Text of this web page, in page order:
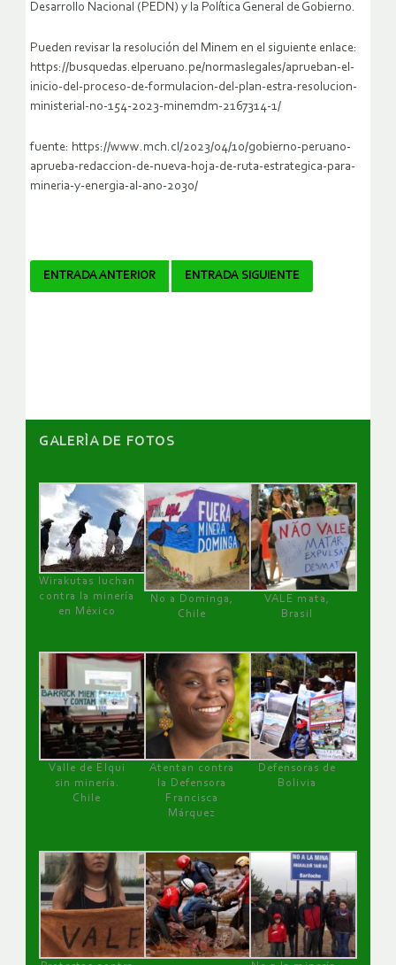
Desarrollo Nacional (PEDN) y la Política General de Gobierno.
Pueden revisar la resolución del Minem en el siguiente enlace:
https://busquedas.elperuano.pe/normaslegales/aprueban-el-
inicio-del-proceso-de-formulacion-del-plan-estra-resolucion-
ministerial-no-154-2023-minemdm-2167314-1/
fuente: https://www.mch.cl/2023/04/10/gobierno-peruano-
aprueba-redaccion-de-nueva-hoja-de-ruta-estrategica-para-
mineria-y-energia-al-ano-2030/
Navegador
ENTRADA ANTERIOR ENTRADA SIGUIENTE
GALERÌA DE FOTOS
Wirakutas luchan
contra la minería
en México
No a Dominga,
Chile
VALE mata,
Brasil
Valle de Elqui
sin minería.
Chile
Atentan contra
la Defensora
Francisca
Márquez
Defensoras de
Bolivia